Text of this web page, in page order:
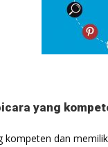
yang
kompeten dan